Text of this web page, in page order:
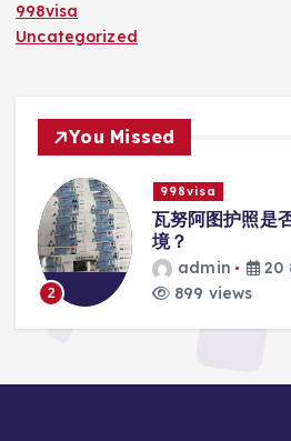
998visa
Uncategorized
You Missed
3
998visa
瓦努阿图护照是
学校的注册？
admin
20
814 views